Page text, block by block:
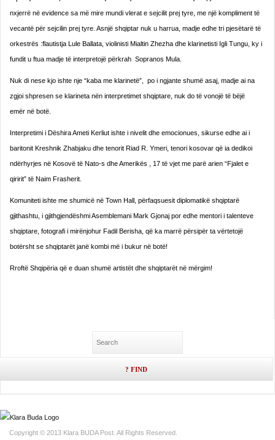
nxjerrë në evidence sa më mire mundi vlerat e sejcilit prej tyre, me një kompliment të
vecantë për sejcilin prej tyre. Asnjë shqiptar nuk u harrua, madje edhe tri pjesëtarë të
orkestrës :flautistja Lule Ballata, violinisti Mialtin Zhezha dhe klarinetisti Igli Tungu, ky i
fundit u ftua madje të interpretojë përkrah Sopranos Mula.
Nuk di nese kjo ishte nje “kaba me klarinetë”, po i ngjante shumë asaj, madje ai na
zgjoi shpresen se klarineta nën interpretimet shqiptare, nuk do të vonojë të bëjë
emër në botë.
Interpretimi i Dëshira Ameti Kerliut ishte i nivelit dhe emocionues, sikurse edhe ai i
baritonit Kreshnik Zhabjaku dhe tenorit Riad R. Ymeri, tenori kosovar që ia dedikoi
ndërhyrjes në Kosovë të Nato-s dhe Amerikës , 17 të vjet me parë arien “Fjalet e
qiririt” të Naim Frasherit.
Komuniteti ishte me shumicë në Town Hall, përfaqsuesit diplomatikë shqiptarë
gjithashtu, i gjithgjendëshmi Asemblemani Mark Gjonaj por edhe mentori i talenteve
shqiptare, fotografi i mirënjohur Fadil Berisha, që ka marrë përsipër ta vërtetojë
botërsht se shqiptarët janë kombi më i bukur në botë!
Rroftë Shqipëria që e duan shumë artistët dhe shqiptarët në mërgim!
Copyright © 2013 Klara BUDA Post. All Rights Reserved.